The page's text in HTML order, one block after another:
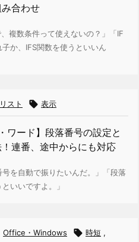
合わせ
、複数条件って使えないの？」
「IF
か、IFS関数を使うといいん
スト  表示
ワード】段落番号の設定と
連番、途中からにも対応
号を自動で振りたいんだ。」「段落
いいですよ。」
Office・Windows  時短 ,